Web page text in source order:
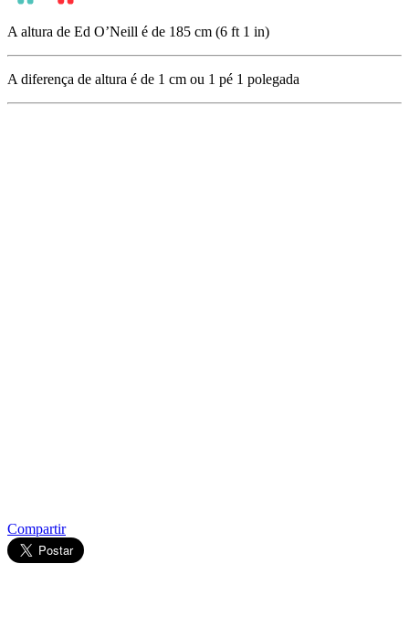
A altura de Ed O’Neill é de 185 cm (6 ft 1 in)
A diferença de altura é de 1 cm ou 1 pé 1 polegada
Compartir